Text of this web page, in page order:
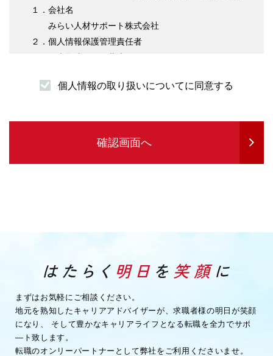
１．会社名
みらい人材サポート株式会社
２．個人情報保護管理責任者
（１）求職者様情報
・企業紹介先のご案内を行うため
・サービスの提供に必要な書類などの発送
・サービスに関する情報のご案内等を行うため
・企業様へ各種連絡を行うため
・その他、上記業務に関連または付随する業務を行う
ため
（３）取引先企業情報
・業務を履行するため
・企業様へ各種連絡を行うため
個人情報の取り扱いについてに同意する
確認画面へ
まずはお気軽にご相談ください。
地元を熟知したキャリアアドバイザーが、求職者様の明日が笑顔
になり、
そして豊かなキャリアライフとなる転職を全力でサポ
―ト致します。
転職のオンリーパートナーとして弊社をご利用くださいませ。